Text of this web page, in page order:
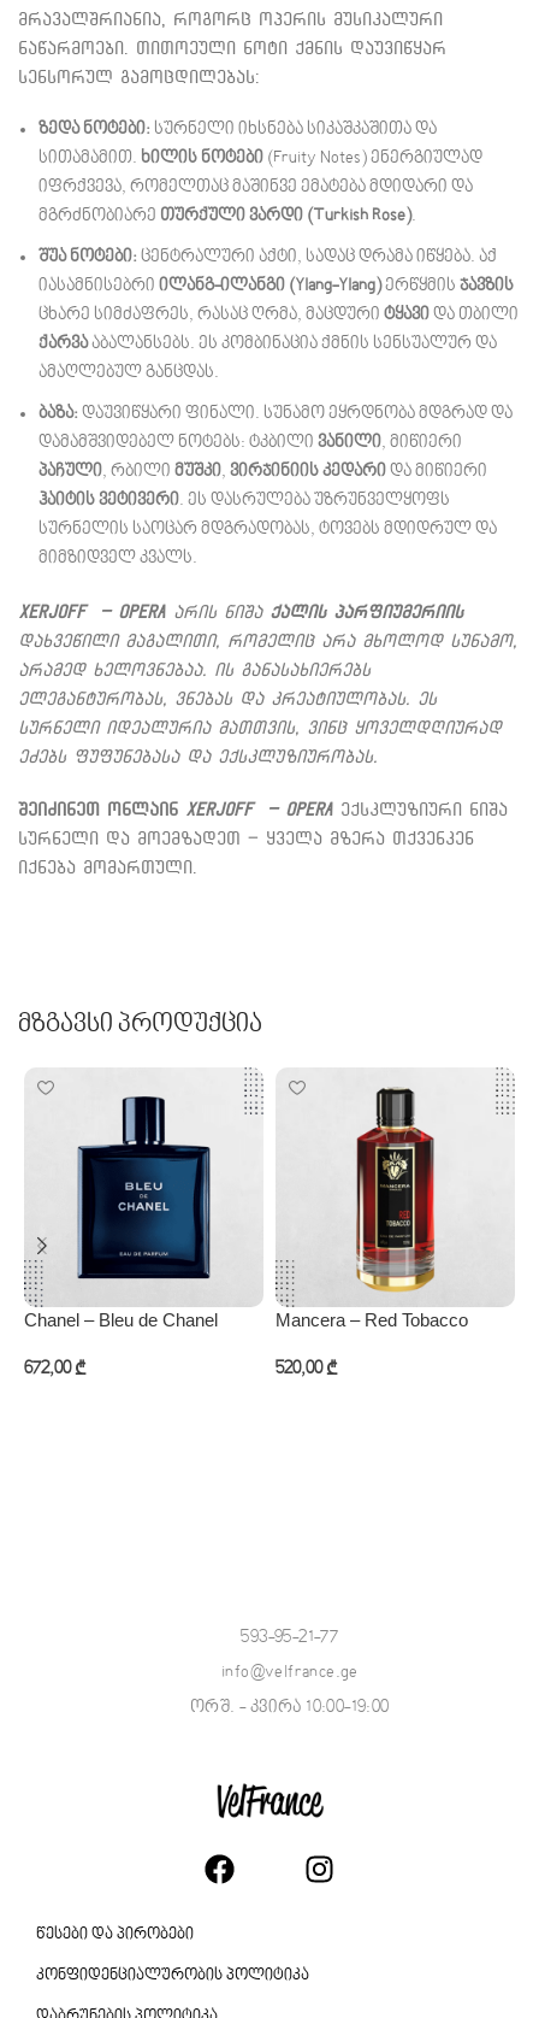
მრავალშრიანია, როგორც ოპერის მუსიკალური
ნაწარმოები. თითოეული ნოტი ქმნის დაუვიწყარ
სენსორულ გამოცდილებას:
ზედა ნოტები: სურნელი იხსნება სიკაშკაშითა და
სითამამით. ხილის ნოტები (Fruity Notes) ენერგიულად
იფრქვევა, რომელთაც მაშინვე ემატება მდიდარი და
მგრძნობიარე თურქული ვარდი (Turkish Rose).
შუა ნოტები: ცენტრალური აქტი, სადაც დრამა იწყება. აქ
იასამნისებრი ილანგ-ილანგი (Ylang-Ylang)ერწყმის ჯავზის
ცხარე სიმძაფრეს, რასაც ღრმა, მაცდური ტყავი და თბილი
ქარვააბალანსებს. ეს კომბინაცია ქმნის სენსუალურ და
ამაღლებულ განცდას.
ბაზა: დაუვიწყარი ფინალი. სუნამო ეყრდნობა მდგრად და
დამამშვიდებელ ნოტებს: ტკბილი ვანილი, მიწიერი
პაჩული, რბილი მუშკი, ვირჯინიის კედარი და მიწიერი
ჰაიტის ვეტივერი. ეს დასრულება უზრუნველყოფს
სურნელის საოცარ მდგრადობას, ტოვებს მდიდრულ და
მიმზიდველ კვალს.
Xerjoff – Opera არის ნიშა ქალის პარფიუმერიის
დახვეწილი მაგალითი, რომელიც არა მხოლოდ სუნამო,
არამედ ხელოვნებაა. ის განასახიერებს
ელეგანტურობას, ვნებას და კრეატიულობას. ეს
სურნელი იდეალურია მათთვის, ვინც ყოველდღიურად
ეძებს ფუფუნებასა და ექსკლუზიურობას.
შეიძინეთ ონლაინ Xerjoff – Opera ექსკლუზიური ნიშა
სურნელი და მოემზადეთ – ყველა მზერა თქვენკენ
იქნება მომართული.
Მზგავსი Პროდუქცია
Chanel – Bleu de Chanel
672,00 ₾
Mancera – Red Tobacco
520,00 ₾
593-95-21-77
info@velfrance.ge
ორშ. - კვირა 10:00-19:00
წესები და პირობები
კონფიდენციალურობის პოლიტიკა